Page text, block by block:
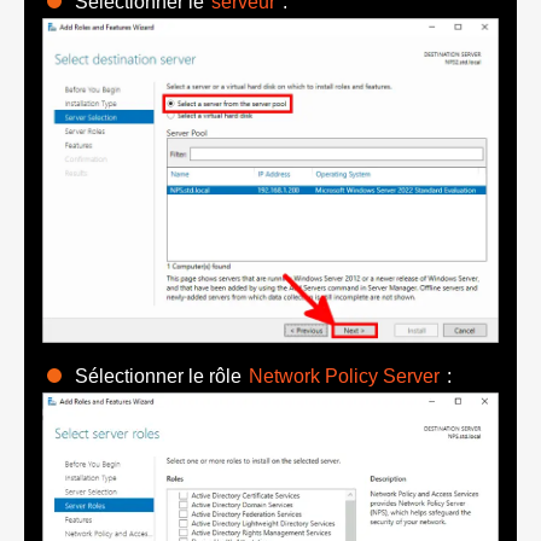
Sélectionner le rôle Network Policy Server :